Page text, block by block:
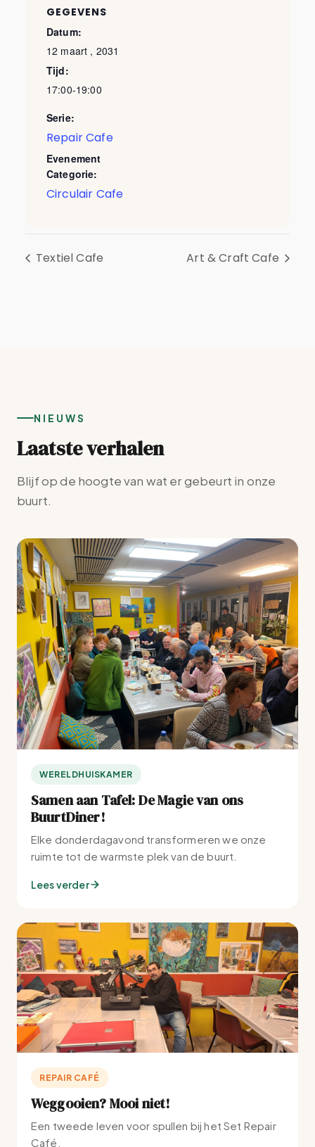
GEGEVENS
Datum:
12 maart , 2031
Tijd:
17:00-19:00
Serie:
Repair Cafe
Evenement
Categorie:
Circulair Cafe
Textiel Cafe Art & Craft Cafe
NIEUWS
Laatste verhalen
Blijf op de hoogte van wat er gebeurt in onze
buurt.
WERELDHUISKAMER
Samen aan Tafel: De Magie van ons
BuurtDiner!
Elke donderdagavond transformeren we onze
ruimte tot de warmste plek van de buurt.
Lees verder
REPAIR CAFÉ
Weggooien? Mooi niet!
Een tweede leven voor spullen bij het Set Repair
Café.